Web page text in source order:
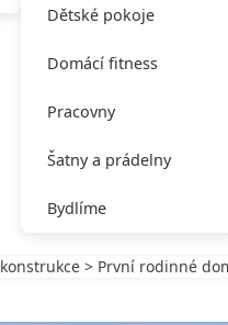
Dětské pokoje
Domácí fitness
Pracovny
Šatny a prádelny
Bydlíme
> První rodinné